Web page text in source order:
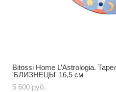
Bitossi Home L’Astrologia.
'БЛИЗНЕЦЫ' 16,5 см
5 600 pуб.